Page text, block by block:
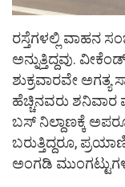
ರಸ್ತೆಗಳಲ್ಲಿ ವಾಹನ
ಅನ್ನುತ್ತಿದ್ದವು.
ಶುಕ್ರವಾರವೇ ಅಗತ್ಯ
ಹೆಚ್ಚಿನವರು
ಬಸ್ ನಿಲ್ದಾಣಕ್ಕೆ
ಬರುತ್ತಿದ್ದರೂ,
ಅಂಗಡಿ